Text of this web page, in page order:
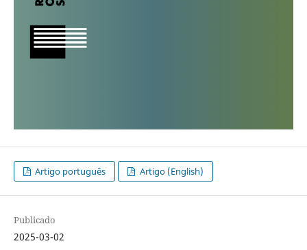
Artigo português Artigo (English)
Publicado
2025-03-02